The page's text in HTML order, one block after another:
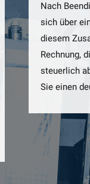
Nach
sich über
diesem
Rechnung,
steuerlich
Sie einen